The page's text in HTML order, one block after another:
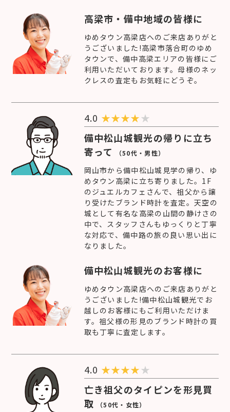
高梁市・備中地域の皆様に
ゆめタウン高梁店へのご来店ありがと
うございました!高梁市落合町のゆめ
タウンで、備中高梁エリアの皆様にご
利用いただいております。母様のネッ
クレスの査定もお気軽にどうぞ。
4.0 ★★★★★
備中松山城観光の帰りに立ち
寄って
（50代・男性）
岡山市から備中松山城見学の帰り、ゆ
めタウン高梁に立ち寄りました。1F
のジュエルカフェさんで、祖父から譲
り受けたブランド時計を査定。天空の
城として有名な高梁の山間の静けさの
中で、スタッフさんもゆっくりと丁寧
な対応で、備中路の旅の良い思い出に
なりました。
備中松山城観光のお客様に
ゆめタウン高梁店へのご来店ありがと
うございました!備中松山城観光でお
越しのお客様にもご利用いただけま
す。祖父様の形見のブランド時計の買
取も丁寧に査定します。
4.0 ★★★★★
亡き祖父のタイピンを形見買
取
（50代・女性）